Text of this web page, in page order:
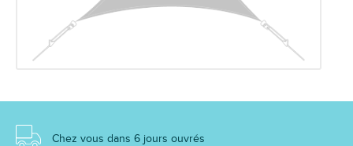
Chez vous dans 6 jours ouvrés